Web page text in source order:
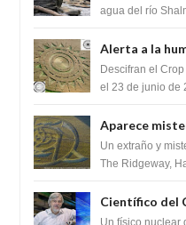
Lingas
agua del río
Alerta a la
del Crop
Descifran el
el 23 de junio de
Aparece
Unido 23 de
Un extraño y
The Ridgeway,
Científico del
ayudado por
Un físico nuclear